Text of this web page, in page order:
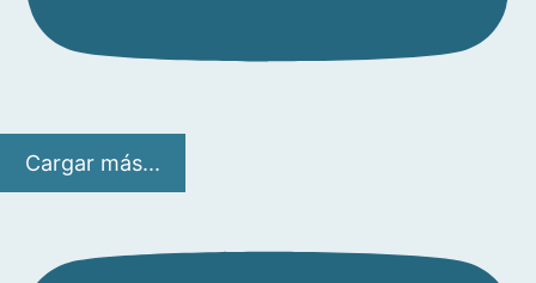
Cargar más...